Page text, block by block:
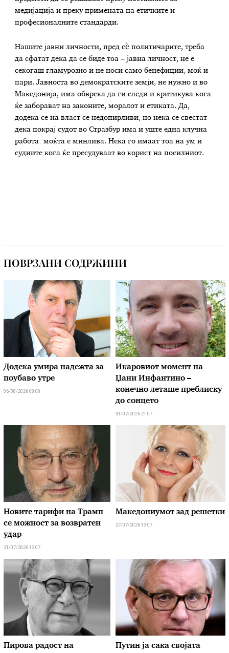
медијација и преку примената на етичките и
професионалните стандарди.
Нашите јавни личности, пред сè политичарите, треба
да сфатат дека да се биде тоа – јавна личност, не е
секогаш гламурозно и не носи само бенефиции, моќ и
пари. Јавноста во демократските земји, не нужно и во
Македонија, има обврска да ги следи и критикува кога
ќе заборават на законите, моралот и етиката. Да,
додека се на власт се недопирливи, но нека се свестат
дека покрај судот во Стразбур има и уште една клучна
работа: моќта е минлива. Нека го имаат тоа на ум и
судиите кога ќе пресудуваат во корист на посилниот.
ПОВРЗАНИ СОДРЖИНИ
Додека умира надежта за
поубаво утре
06/08/2026 08:08
Икаровиот момент на
Џани Инфантино –
конечно леташе преблиску
до сонцето
31/07/2026 21:07
Новите тарифи на Трамп
се можност за возвратен
удар
31/07/2026 13:07
Македониумот зад решетки
27/07/2026 13:07
Пирова радост на
Путин ја сака својата